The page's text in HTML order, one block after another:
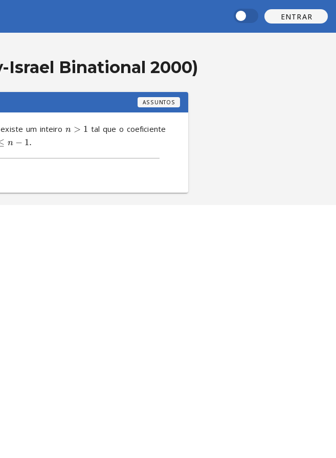
ENTRAR
Israel Binational 2000)
ASSUNTOS
existe um inteiro n > 1 tal que o coeficiente
n − 1.